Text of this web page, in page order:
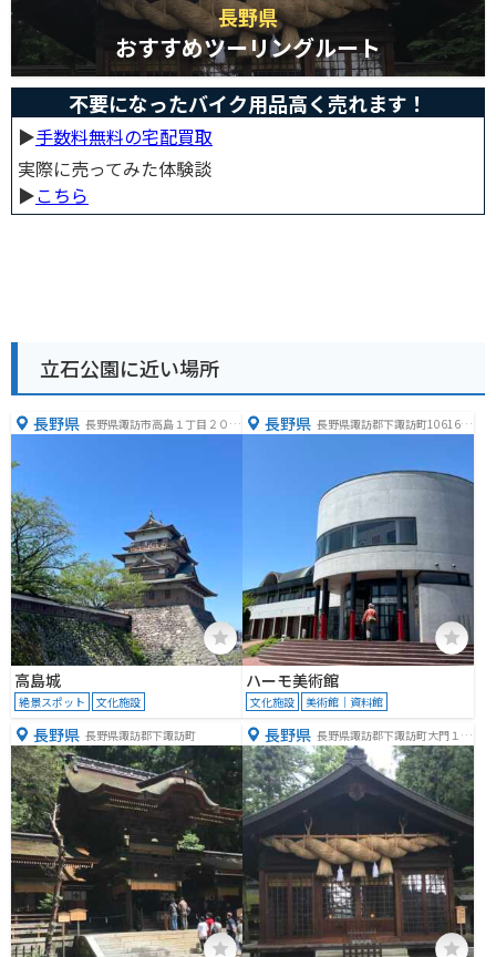
長野県
おすすめツーリングルート
不要になったバイク用品高く売れます！
▶︎手数料無料の宅配買取
実際に売ってみた体験談
▶︎こちら
立石公園に近い場所
長野県 長野県諏訪市高島１丁目２０
高島城
絶景スポット 文化施設
長野県 長野県諏訪郡下諏訪町10616５
ハーモ美術館
文化施設 美術館｜資料館
長野県 長野県諏訪郡下諏訪町 長野県 長野県諏訪郡下諏訪町大門１９
３